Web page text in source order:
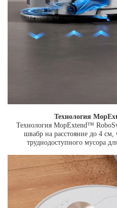
Технология
Технология MopExtend™
швабр на расстояние до 4 см,
труднодоступного мусора